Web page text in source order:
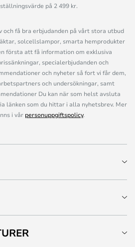
på 2 499 kr.
och få bra erbjudanden på vårt stora utbud
solcellslampor, smarta hemprodukter
första att få information om exklusiva
specialerbjudanden och
och nyheter så fort vi får dem,
och undersökningar, samt
Du kan när som helst avsluta
länken som du hittar i alla nyhetsbrev. Mer
i vår personuppgiftspolicy.